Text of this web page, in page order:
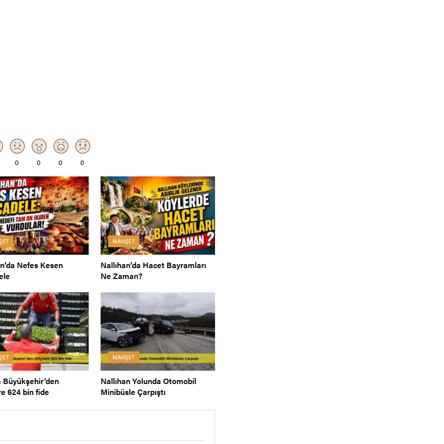
0 0 0 0
Nefes Kesen
MANŞET
Nallıhan’da Hacet Bayramları
Ne Zaman?
624 bin fide
MANŞET
Nallıhan Yolunda Otomobil
Minibüsle Çarpıştı